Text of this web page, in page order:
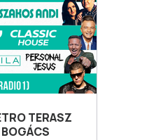
TERASZ